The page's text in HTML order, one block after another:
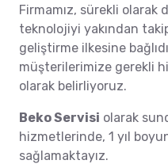
Firmamız, sürekli olarak
teknolojiyi yakından
geliştirme ilkesine
müşterilerimize gerekli
olarak belirliyoruz.
Beko Servisi olarak
hizmetlerinde, 1 yıl
sağlamaktayız.